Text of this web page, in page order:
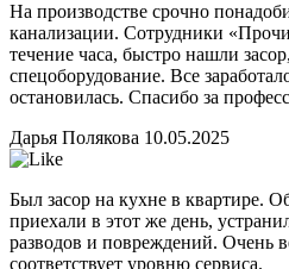
На производстве срочно
канализации. Сотрудники
течение часа, быстро нашли
спецоборудование. Все
остановилась. Спасибо за
Дарья Полякова 10.05.2025
Был засор на кухне в квартире.
приехали в этот же день,
разводов и повреждений. Очень
соответствует уровню сервиса.